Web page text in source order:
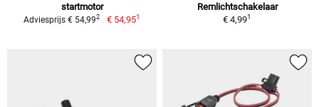
startmotor
Adviesprijs € 54,992 € 54,951
Remlichtschakelaar
€ 4,991